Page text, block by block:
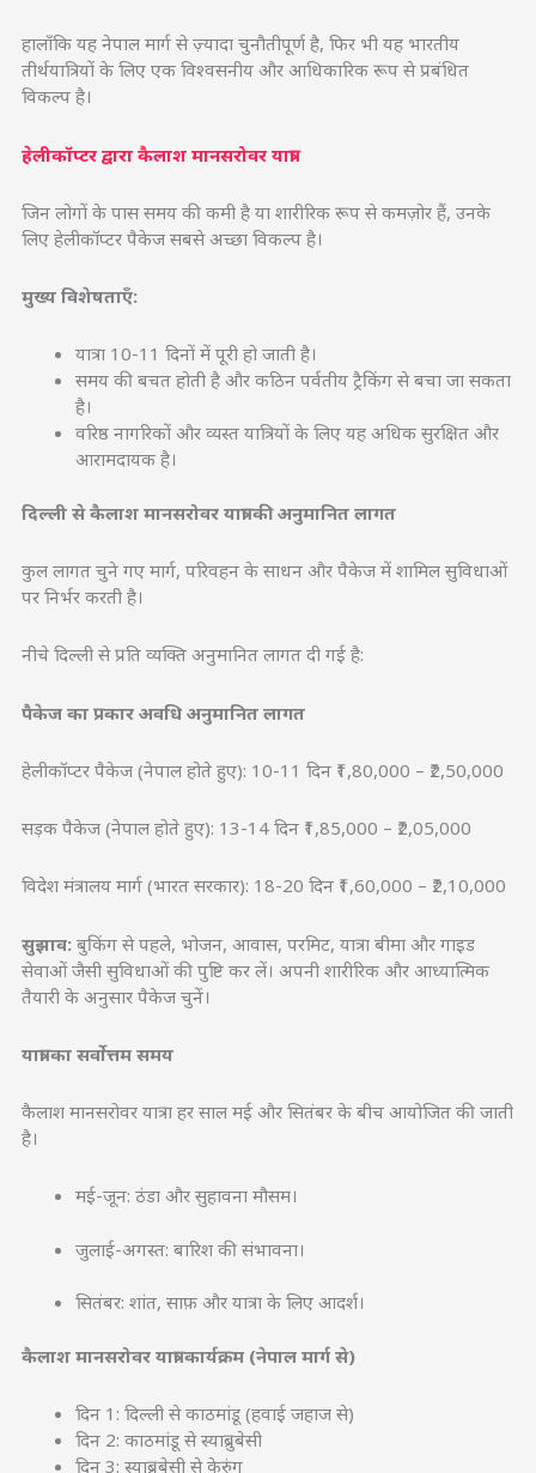
हालाँकि यह नेपाल मार्ग से ज़्यादा चुनौतीपूर्ण है, फिर भी यह भारतीय
तीर्थयात्रियों के लिए एक विश्वसनीय और आधिकारिक रूप से प्रबंधित
विकल्प है।
हेलीकॉप्टर द्वारा कैलाश मानसरोवर यात्रा
जिन लोगों के पास समय की कमी है या शारीरिक रूप से कमज़ोर हैं, उनके
लिए हेलीकॉप्टर पैकेज सबसे अच्छा विकल्प है।
मुख्य विशेषताएँ:
यात्रा 10-11 दिनों में पूरी हो जाती है।
समय की बचत होती है और कठिन पर्वतीय ट्रैकिंग से बचा जा सकता
है।
वरिष्ठ नागरिकों और व्यस्त यात्रियों के लिए यह अधिक सुरक्षित और
आरामदायक है।
दिल्ली से कैलाश मानसरोवर यात्रा की अनुमानित लागत
कुल लागत चुने गए मार्ग, परिवहन के साधन और पैकेज में शामिल सुविधाओं
पर निर्भर करती है।
नीचे दिल्ली से प्रति व्यक्ति अनुमानित लागत दी गई है:
पैकेज का प्रकार अवधि अनुमानित लागत
हेलीकॉप्टर पैकेज (नेपाल होते हुए): 10-11 दिन ₹1,80,000 – ₹2,50,000
सड़क पैकेज (नेपाल होते हुए): 13-14 दिन ₹1,85,000 – ₹2,05,000
विदेश मंत्रालय मार्ग (भारत सरकार): 18-20 दिन ₹1,60,000 – ₹2,10,000
सुझाव: बुकिंग से पहले, भोजन, आवास, परमिट, यात्रा बीमा और गाइड
सेवाओं जैसी सुविधाओं की पुष्टि कर लें। अपनी शारीरिक और आध्यात्मिक
तैयारी के अनुसार पैकेज चुनें।
यात्रा का सर्वोत्तम समय
कैलाश मानसरोवर यात्रा हर साल मई और सितंबर के बीच आयोजित की जाती
है।
मई-जून: ठंडा और सुहावना मौसम।
जुलाई-अगस्त: बारिश की संभावना।
सितंबर: शांत, साफ़ और यात्रा के लिए आदर्श।
कैलाश मानसरोवर यात्रा कार्यक्रम (नेपाल मार्ग से)
दिन 1: दिल्ली से काठमांडू (हवाई जहाज से)
दिन 2: काठमांडू से स्याब्रुबेसी
दिन 3: स्याब्रुबेसी से केरुंग